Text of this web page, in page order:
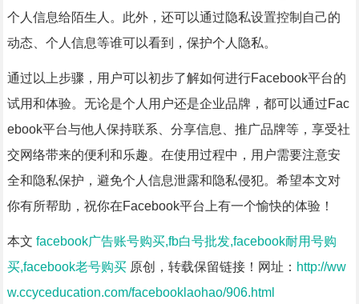
个人信息给陌生人。此外，还可以通过隐私设置控制自己的
动态、个人信息等谁可以看到，保护个人隐私。
通过以上步骤，用户可以初步了解如何进行Facebook平台的
试用和体验。无论是个人用户还是企业品牌，都可以通过Fac
ebook平台与他人保持联系、分享信息、推广品牌等，享受社
交网络带来的便利和乐趣。在使用过程中，用户需要注意安
全和隐私保护，避免个人信息泄露和隐私侵犯。希望本文对
你有所帮助，祝你在Facebook平台上有一个愉快的体验！
本文 facebook广告账号购买,fb白号批发,facebook耐用号购
买,facebook老号购买原创，转载保留链接！网址： http://ww
w.ccyceducation.com/facebooklaohao/906.html